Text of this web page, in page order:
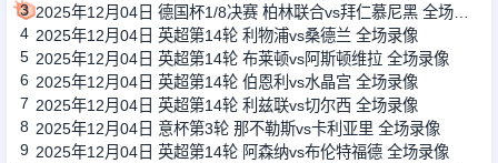
3
4 2025年12月04日 英超第14轮 利物浦vs桑德兰 全场录像
5 2025年12月04日 英超第14轮 布莱顿vs阿斯顿维拉 全场录像
6 2025年12月04日 英超第14轮 伯恩利vs水晶宫 全场录像
7 2025年12月04日 英超第14轮 利兹联vs切尔西 全场录像
8 2025年12月04日 意杯第3轮 那不勒斯vs卡利亚里 全场录像
9 2025年12月04日 英超第14轮 阿森纳vs布伦特福德 全场录像